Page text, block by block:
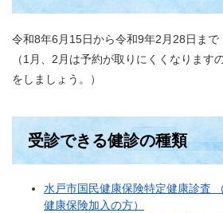
令和8年6月15日から令和9年2月28日まで
（1月、2月は予約が取りにくくなります
をしましょう。）
受診できる健診の種類
水戸市国民健康保険特定健康診査
健康保険加入の方）